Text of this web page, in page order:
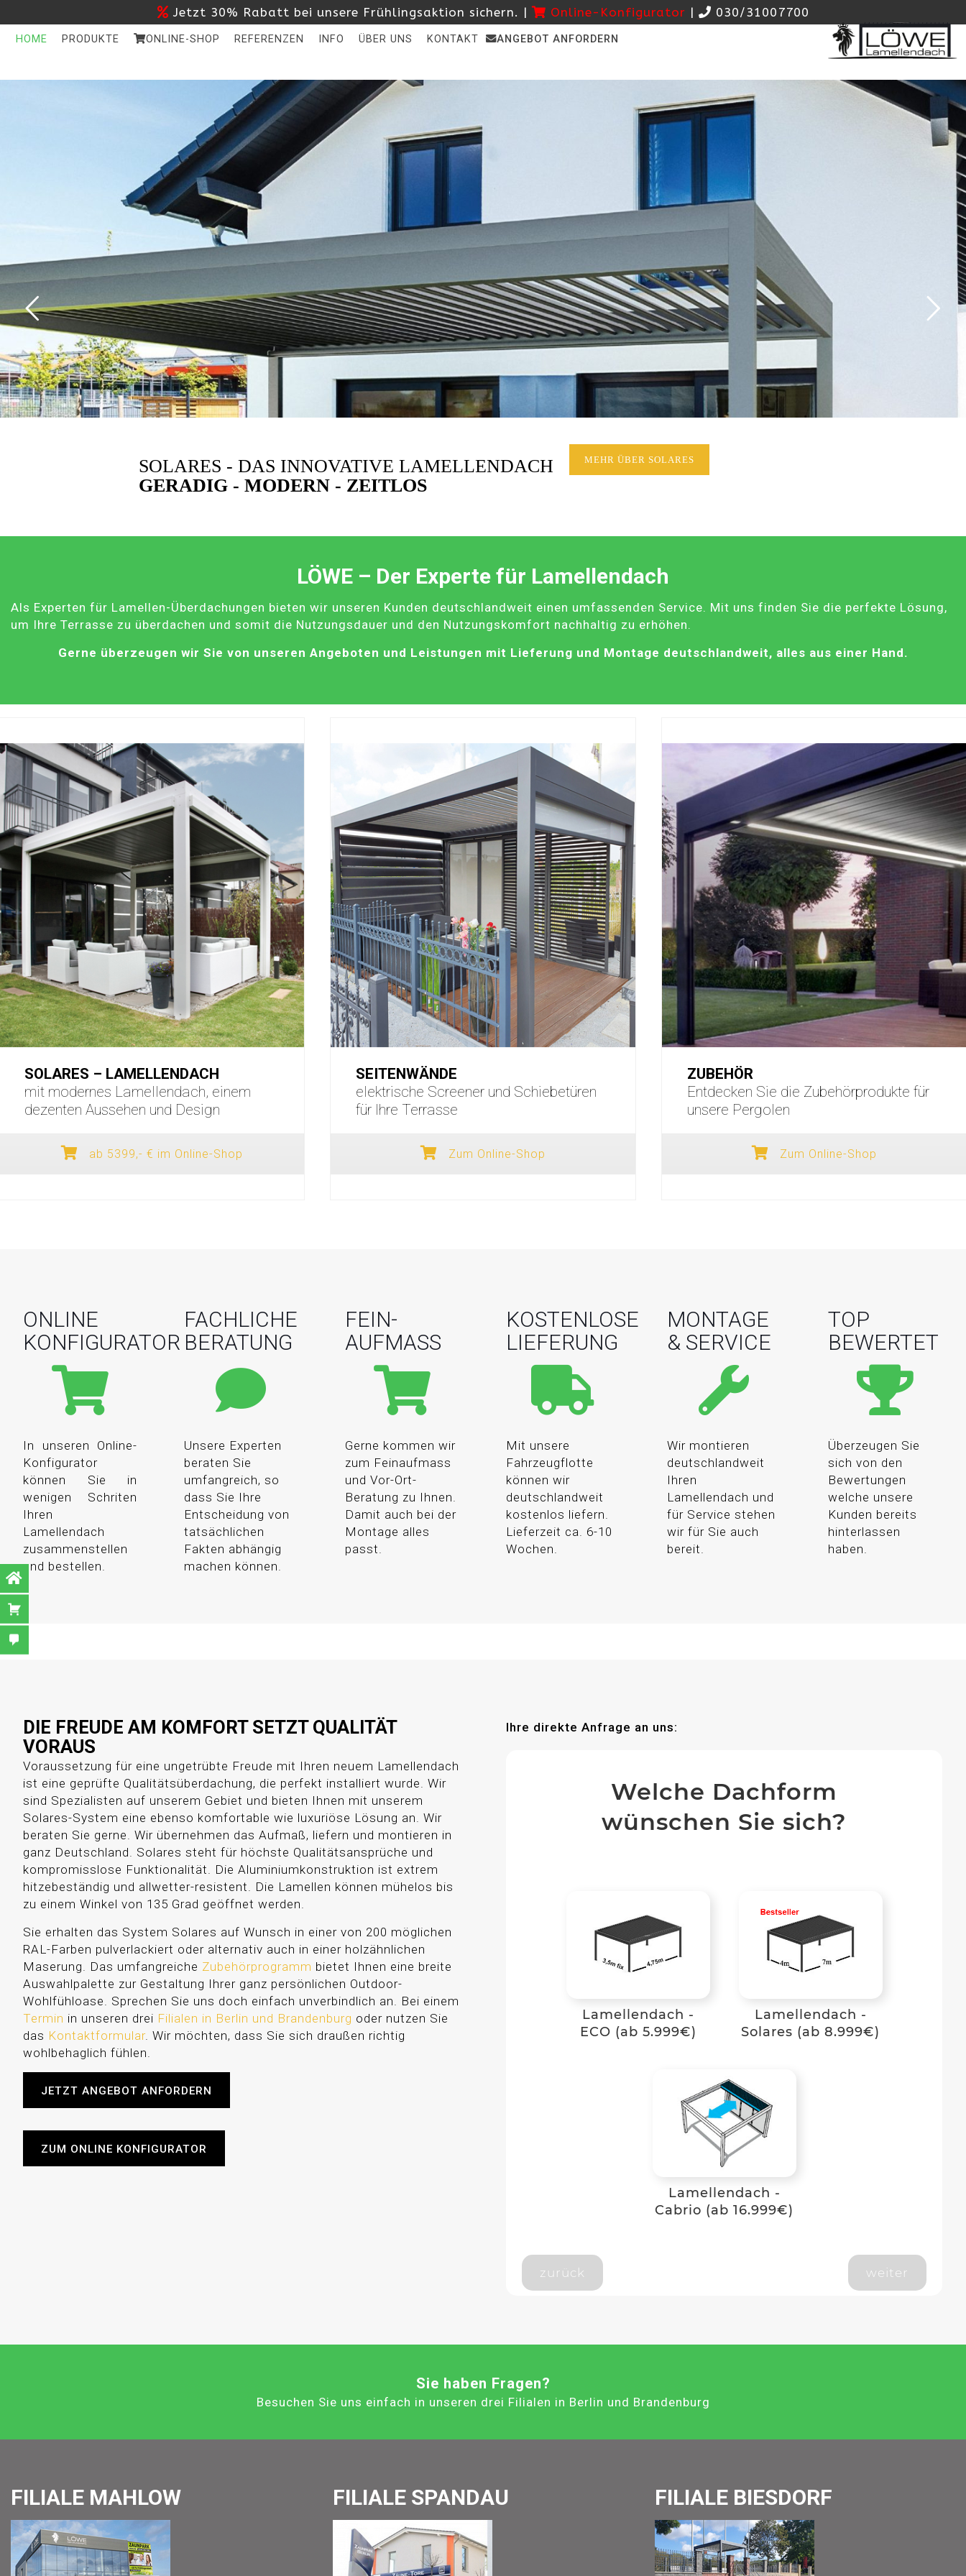
Jetzt 30% Rabatt bei unsere Frühlingsaktion sichern. | Online-Konfigurator | 030/31007700
HOME PRODUKTE ONLINE-SHOP REFERENZEN INFO ÜBER UNS KONTAKT ANGEBOT ANFORDERN
SOLARES - DAS INNOVATIVE LAMELLENDACH
GERADIG - MODERN - ZEITLOS
MEHR ÜBER SOLARES
LÖWE – Der Experte für Lamellendach
Als Experten für Lamellen-Überdachungen bieten wir unseren Kunden deutschlandweit einen umfassenden Service. Mit uns finden Sie die perfekte Lösung,
um Ihre Terrasse zu überdachen und somit die Nutzungsdauer und den Nutzungskomfort nachhaltig zu erhöhen.
Gerne überzeugen wir Sie von unseren Angeboten und Leistungen mit Lieferung und Montage deutschlandweit, alles aus einer Hand.
SOLARES – LAMELLENDACH
mit modernes Lamellendach, einem
dezenten Aussehen und Design
ab 5399,- € im Online-Shop
SEITENWÄNDE
elektrische Screener und Schiebetüren
für Ihre Terrasse
Zum Online-Shop
ZUBEHÖR
Entdecken Sie die Zubehörprodukte für
unsere Pergolen
Zum Online-Shop
ONLINE
KONFIGURATOR
In unseren Online-
Konfigurator
können Sie in
wenigen Schriten
Ihren
Lamellendach
zusammenstellen
und bestellen.
FACHLICHE
BERATUNG
Unsere Experten
beraten Sie
umfangreich, so
dass Sie Ihre
Entscheidung von
tatsächlichen
Fakten abhängig
machen können.
FEIN-
AUFMASS
Gerne kommen wir
zum Feinaufmass
und Vor-Ort-
Beratung zu Ihnen.
Damit auch bei der
Montage alles
passt.
KOSTENLOSE
LIEFERUNG
Mit unsere
Fahrzeugflotte
können wir
deutschlandweit
kostenlos liefern.
Lieferzeit ca. 6-10
Wochen.
MONTAGE
& SERVICE
Wir montieren
deutschlandweit
Ihren
Lamellendach und
für Service stehen
wir für Sie auch
bereit.
TOP
BEWERTET
Überzeugen Sie
sich von den
Bewertungen
welche unsere
Kunden bereits
hinterlassen
haben.
DIE FREUDE AM KOMFORT SETZT QUALITÄT
VORAUS
Voraussetzung für eine ungetrübte Freude mit Ihren neuem Lamellendach
ist eine geprüfte Qualitätsüberdachung, die perfekt installiert wurde. Wir
sind Spezialisten auf unserem Gebiet und bieten Ihnen mit unserem
Solares-System eine ebenso komfortable wie luxuriöse Lösung an. Wir
beraten Sie gerne. Wir übernehmen das Aufmaß, liefern und montieren in
ganz Deutschland. Solares steht für höchste Qualitätsansprüche und
kompromisslose Funktionalität. Die Aluminiumkonstruktion ist extrem
hitzebeständig und allwetter-resistent. Die Lamellen können mühelos bis
zu einem Winkel von 135 Grad geöffnet werden.
Sie erhalten das System Solares auf Wunsch in einer von 200 möglichen
RAL-Farben pulverlackiert oder alternativ auch in einer holzähnlichen
Maserung. Das umfangreiche Zubehörprogramm bietet Ihnen eine breite
Auswahlpalette zur Gestaltung Ihrer ganz persönlichen Outdoor-
Wohlfühloase. Sprechen Sie uns doch einfach unverbindlich an. Bei einem
Termin in unseren drei Filialen in Berlin und Brandenburg oder nutzen Sie
das Kontaktformular. Wir möchten, dass Sie sich draußen richtig
wohlbehaglich fühlen.
JETZT ANGEBOT ANFORDERN
ZUM ONLINE KONFIGURATOR
Ihre direkte Anfrage an uns:
Welche Dachform
wünschen Sie sich?
Lamellendach -
ECO (ab 5.999€)
Lamellendach -
Solares (ab 8.999€)
Lamellendach -
Cabrio (ab 16.999€)
zurück weiter
Sie haben Fragen?
Besuchen Sie uns einfach in unseren drei Filialen in Berlin und Brandenburg
FILIALE MAHLOW FILIALE SPANDAU FILIALE BIESDORF